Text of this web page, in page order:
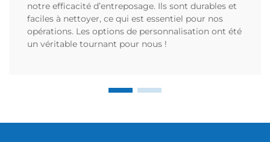
notre efficacité d’entreposage. Ils sont durables et
faciles à nettoyer, ce qui est essentiel pour nos
opérations. Les options de personnalisation ont été
un véritable tournant pour nous !